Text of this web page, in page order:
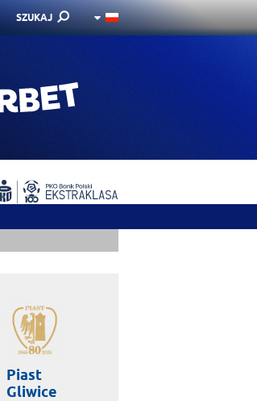
SZUKAJ
Piast
Gliwice